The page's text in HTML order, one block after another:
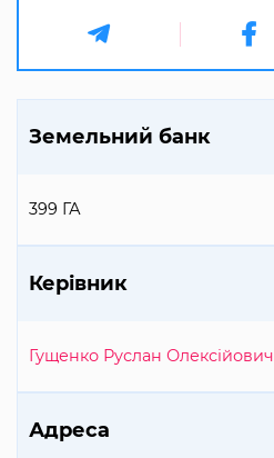
Земельний банк
399 ГА
Керівник
Гущенко Руслан Олексійович
Адреса